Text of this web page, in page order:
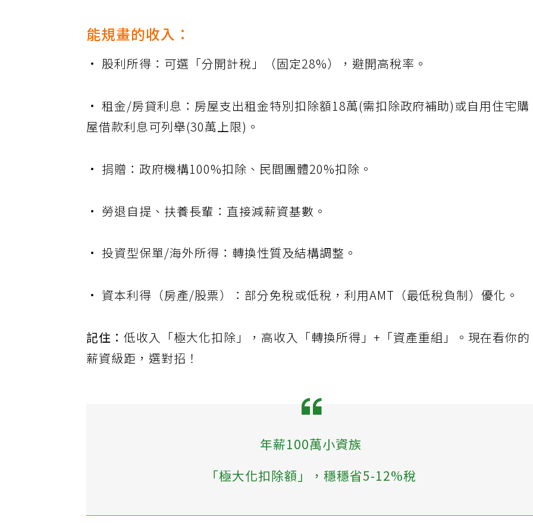
能規畫的收入：
• 股利所得：可選「分開計稅」（固定28%），避開高稅率。
• 租金/房貸利息：房屋支出租金特別扣除額18萬(需扣除政府補助)或自用住宅購
屋借款利息可列舉(30萬上限)。
• 捐贈：政府機構100%扣除、民間團體20%扣除。
• 勞退自提、扶養長輩：直接減薪資基數。
• 投資型保單/海外所得：轉換性質及結構調整。
• 資本利得（房產/股票）：部分免稅或低稅，利用AMT（最低稅負制）優化。
記住： 低收入「極大化扣除」，高收入「轉換所得」+「資產重組」。現在看你的
薪資級距，選對招！
年薪100萬小資族
「極大化扣除額」，穩穩省5-12%稅